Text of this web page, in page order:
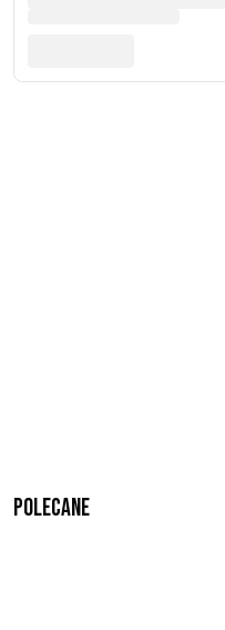
Polecane